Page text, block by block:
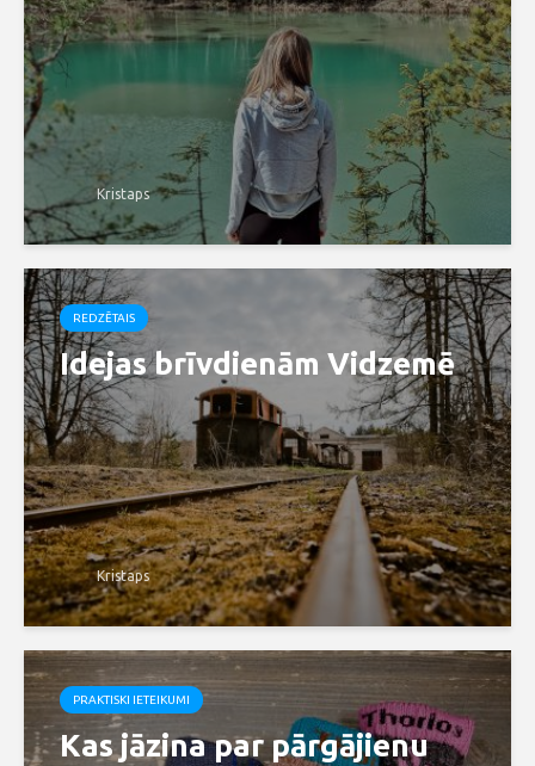
Kristaps
REDZĒTAIS
Idejas brīvdienām Vidzemē
Kristaps
PRAKTISKI IETEIKUMI
Kas jāzina par pārgājienu